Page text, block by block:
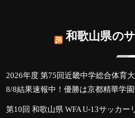
和歌山県の
2026年度 第75回近畿中学総合体育
8/8結果速報中！優勝は京都精華学園
第10回 和歌山県 WFA U-13サッカ